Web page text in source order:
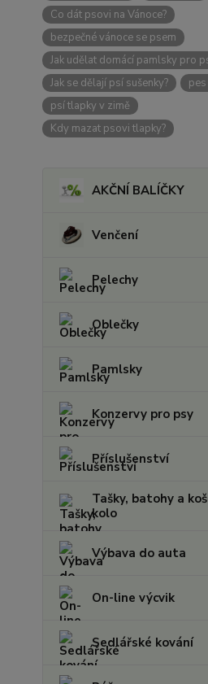
Co dát psovi na Vánoce?
bezpečné vánoce se psem
Jak udělat domácí pamlsky pro
Jak se dělají psí sušenky?
psí tlapky v zimě
Kdy mazat psovi tlapky?
AKČNÍ BALÍČKY
Venčení
Pelechy
Oblečky
Pamlsky
Konzervy pro psy
Příslušenství
Tašky, batohy a
kolo
Výbava do auta
On-line výcvik
Sedlářské kování